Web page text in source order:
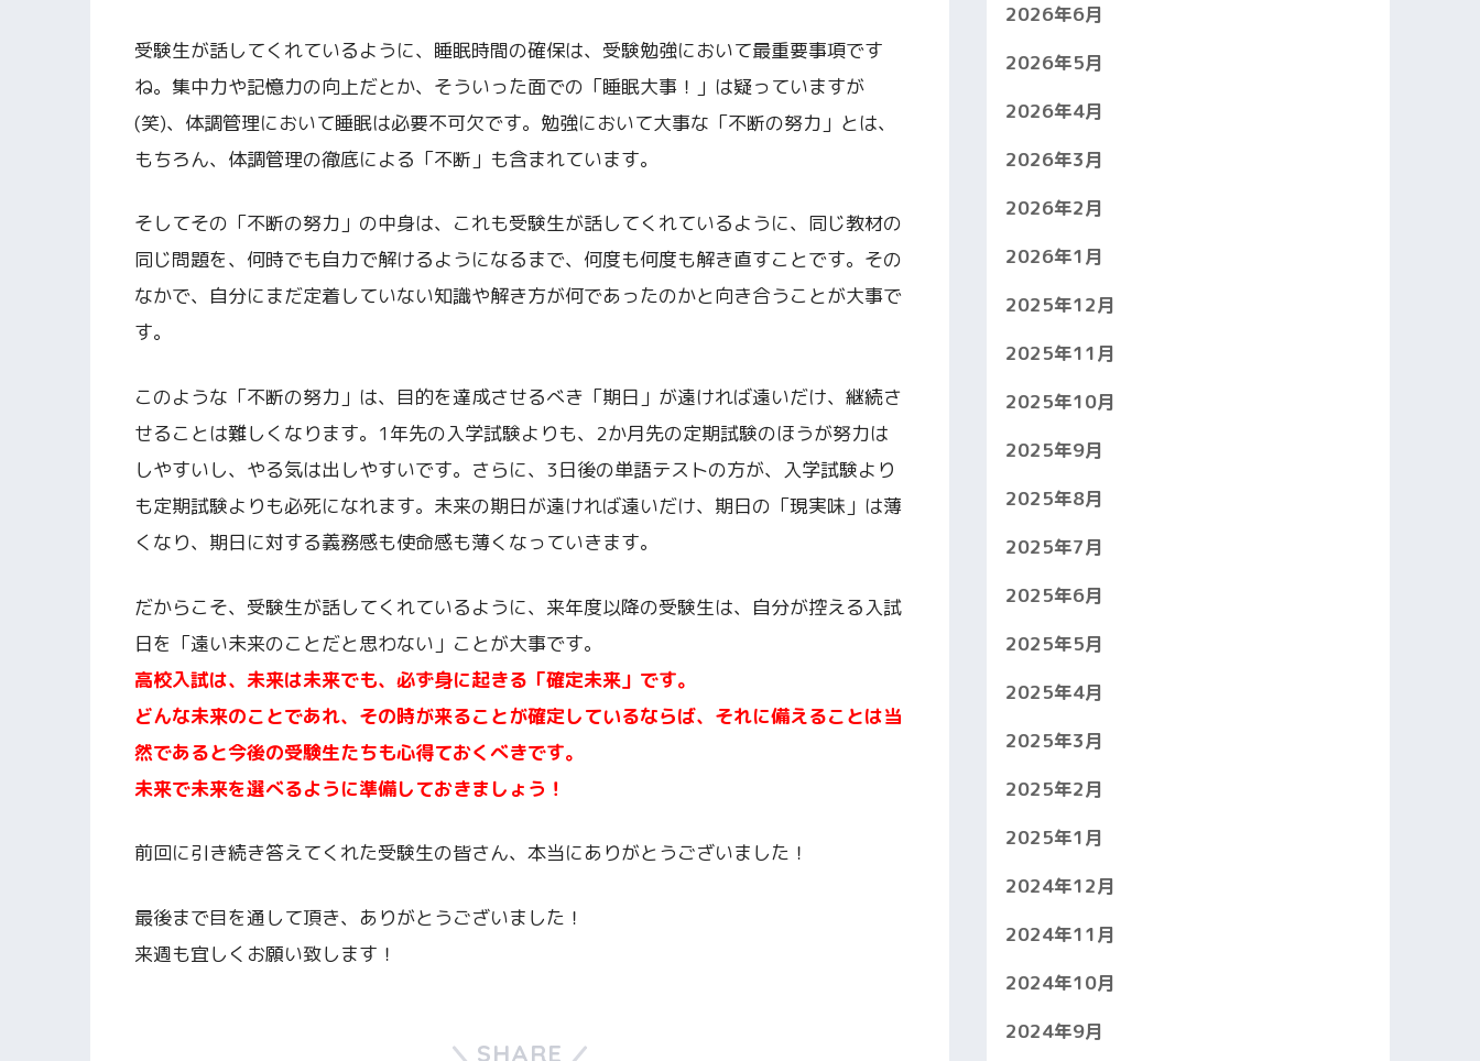
受験生が話してくれているように、睡眠時間の確保は、受験勉強において最重要事項です
ね。集中力や記憶力の向上だとか、そういった面での「睡眠大事！」は疑っていますが
(笑)、体調管理において睡眠は必要不可欠です。勉強において大事な「不断の努力」とは、
もちろん、体調管理の徹底による「不断」も含まれています。
そしてその「不断の努力」の中身は、これも受験生が話してくれているように、同じ教材の
同じ問題を、何時でも自力で解けるようになるまで、何度も何度も解き直すことです。その
なかで、自分にまだ定着していない知識や解き方が何であったのかと向き合うことが大事で
す。
このような「不断の努力」は、目的を達成させるべき「期日」が遠ければ遠いだけ、継続さ
せることは難しくなります。1年先の入学試験よりも、2か月先の定期試験のほうが努力は
しやすいし、やる気は出しやすいです。さらに、3日後の単語テストの方が、入学試験より
も定期試験よりも必死になれます。未来の期日が遠ければ遠いだけ、期日の「現実味」は薄
くなり、期日に対する義務感も使命感も薄くなっていきます。
だからこそ、受験生が話してくれているように、来年度以降の受験生は、自分が控える入試
日を「遠い未来のことだと思わない」ことが大事です。
高校入試は、未来は未来でも、必ず身に起きる「確定未来」です。
どんな未来のことであれ、その時が来ることが確定しているならば、それに備えることは当
然であると今後の受験生たちも心得ておくべきです。
未来で未来を選べるように準備しておきましょう！
前回に引き続き答えてくれた受験生の皆さん、本当にありがとうございました！
最後まで目を通して頂き、ありがとうございました！
来週も宜しくお願い致します！
SHARE
2026年6月
2026年5月
2026年4月
2026年3月
2026年2月
2026年1月
2025年12月
2025年11月
2025年10月
2025年9月
2025年8月
2025年7月
2025年6月
2025年5月
2025年4月
2025年3月
2025年2月
2025年1月
2024年12月
2024年11月
2024年10月
2024年9月